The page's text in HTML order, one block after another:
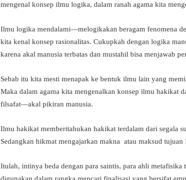
mengenal konsep ilmu logika, dalam ranah agama kita
Ilmu logika mendalami—melogikakan beragam fenomena
kita kenal konsep rasionalitas. Cukupkah dengan logika
karena akal manusia terbatas dan mustahil bisa menjawab
Sebab itu kita mesti menapak ke bentuk ilmu lain yang
Maka dalam agama kita mengenalkan konsep ilmu hakikat
filsafat—akal pikiran manusia.
Ilmu hakikat memberitahukan hakikat terdalam dari segala
Sedangkan hikmat mengajarkan makna atau maksud
Itulah, intinya beda dengan para saintis, para ahli